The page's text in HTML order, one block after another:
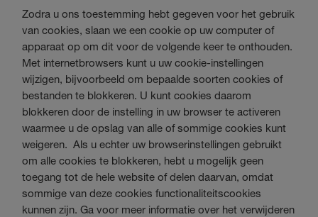
Zodra u ons toestemming hebt gegeven voor het gebruik
van cookies, slaan we een cookie op uw computer of
apparaat op om dit voor de volgende keer te onthouden.
Met internetbrowsers kunt u uw cookie-instellingen
wijzigen, bijvoorbeeld om bepaalde soorten cookies of
bestanden te blokkeren. U kunt cookies daarom
blokkeren door de instelling in uw browser te activeren
waarmee u de opslag van alle of sommige cookies kunt
weigeren. Als u echter uw browserinstellingen gebruikt
om alle cookies te blokkeren, hebt u mogelijk geen
toegang tot de hele website of delen daarvan, omdat
sommige van deze cookies functionaliteitscookies
kunnen zijn. Ga voor meer informatie over het verwijderen